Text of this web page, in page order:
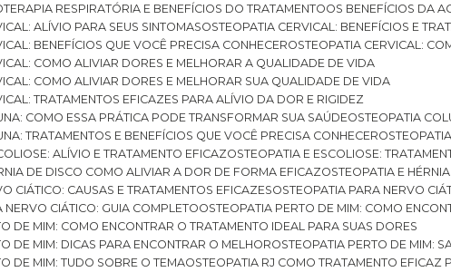
RESPIRATÓRIA E BENEFÍCIOS DO TRATAMENTO
OS BENEFÍCIOS DA
ALÍVIO PARA SEUS SINTOMAS
OSTEOPATIA CERVICAL: BENEFÍCIOS E
BENEFÍCIOS QUE VOCÊ PRECISA CONHECER
OSTEOPATIA CERVICAL:
COMO ALIVIAR DORES E MELHORAR A QUALIDADE DE VIDA
COMO ALIVIAR DORES E MELHORAR SUA QUALIDADE DE VIDA
TRATAMENTOS EFICAZES PARA ALÍVIO DA DOR E RIGIDEZ
COMO ESSA PRÁTICA PODE TRANSFORMAR SUA SAÚDE
OSTEOPATIA
TRATAMENTOS E BENEFÍCIOS QUE VOCÊ PRECISA CONHECER
ALÍVIO E TRATAMENTO EFICAZ
OSTEOPATIA E ESCOLIOSE:
DE DISCO COMO ALIVIAR A DOR DE FORMA EFICAZ
OSTEOPATIA E
CIÁTICO: CAUSAS E TRATAMENTOS EFICAZES
OSTEOPATIA PARA NERVO
NERVO CIÁTICO: GUIA COMPLETO
OSTEOPATIA PERTO DE MIM: COMO
DE MIM: COMO ENCONTRAR O TRATAMENTO IDEAL PARA SUAS DORES
DE MIM: DICAS PARA ENCONTRAR O MELHOR
OSTEOPATIA PERTO DE MIM:
DE MIM: TUDO SOBRE O TEMA
OSTEOPATIA RJ COMO TRATAMENTO